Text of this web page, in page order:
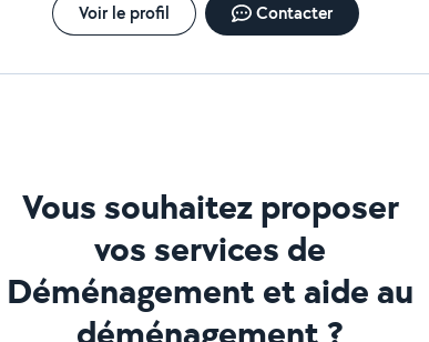
Voir le profil Contacter
Vous souhaitez proposer
vos services de
Déménagement et aide au